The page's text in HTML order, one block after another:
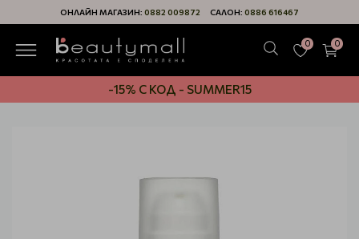
ОНЛАЙН МАГАЗИН: 0882 009872 САЛОН: 0886 616467
0 0
-15% С КОД - SUMMER15